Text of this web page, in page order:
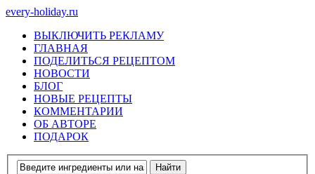
every-holiday.ru
ВЫКЛЮЧИТЬ РЕКЛАМУ
ГЛАВНАЯ
ПОДЕЛИТЬСЯ РЕЦЕПТОМ
НОВОСТИ
БЛОГ
НОВЫЕ РЕЦЕПТЫ
КОММЕНТАРИИ
ОБ АВТОРЕ
ПОДАРОК